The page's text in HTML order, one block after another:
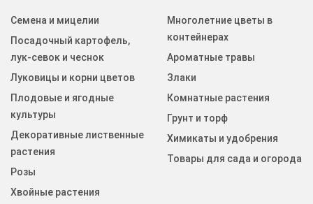
Семена и мицелии
Посадочный картофель,
лук-севок и чеснок
Луковицы и корни цветов
Плодовые и ягодные
культуры
Декоративные лиственные
растения
Розы
Хвойные растения
Многолетние цветы в
контейнерах
Ароматные травы
Злаки
Комнатные растения
Грунт и торф
Химикаты и удобрения
Товары для сада и огорода